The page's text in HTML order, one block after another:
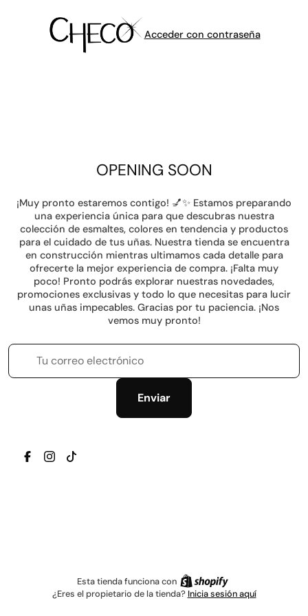
Acceder con contraseña
OPENING SOON
¡Muy pronto estaremos contigo! 💅✨ Estamos preparando
una experiencia única para que descubras nuestra
colección de esmaltes, colores en tendencia y productos
para el cuidado de tus uñas. Nuestra tienda se encuentra
en construcción mientras ultimamos cada detalle para
ofrecerte la mejor experiencia de compra. ¡Falta muy
poco! Pronto podrás explorar nuestras novedades,
promociones exclusivas y todo lo que necesitas para lucir
unas uñas impecables. Gracias por tu paciencia. ¡Nos
vemos muy pronto!
Enviar
TRANSLATION MISSING:
TRANSLATION MISSING:
TRANSLATION MISSING:
Esta tienda funciona con
¿Eres el propietario de la tienda? Inicia sesión aquí